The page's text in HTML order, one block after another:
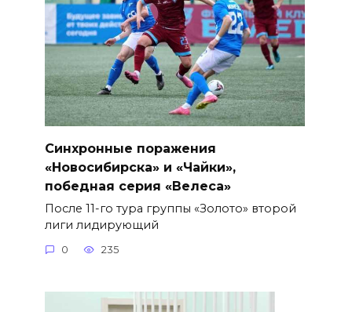
Синхронные поражения
«Новосибирска» и «Чайки»,
победная серия «Велеса»
После 11-го тура группы «Золото» второй
лиги лидирующий
0 235